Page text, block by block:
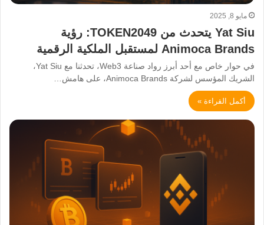
مايو 8, 2025
Yat Siu يتحدث من TOKEN2049: رؤية
Animoca Brands لمستقبل الملكية الرقمية
في حوار خاص مع أحد أبرز رواد صناعة Web3، تحدثنا مع Yat Siu،
الشريك المؤسس لشركة Animoca Brands، على هامش…
أكمل القراءة »